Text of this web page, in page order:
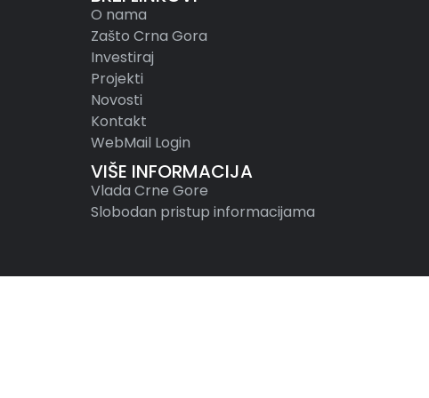
O nama
Zašto Crna Gora
Investiraj
Projekti
Novosti
Kontakt
WebMail Login
VIŠE INFORMACIJA
Vlada Crne Gore
Slobodan pristup informacijama